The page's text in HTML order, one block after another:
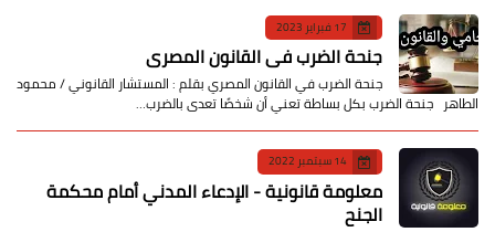
17 فبراير 2023
جنحة الضرب في القانون المصري
جنحة الضرب في القانون المصري بقلم : المستشار القانوني / محمود
الطاهر جنحة الضرب بكل بساطة تعني أن شخصًا تعدى بالضرب…
14 سبتمبر 2022
معلومة قانونية - الإدعاء المدني أمام محكمة
الجنح